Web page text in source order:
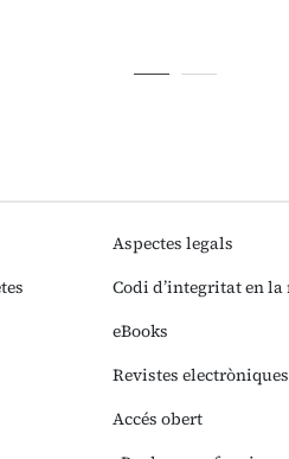
Aspectes legals
Codi d’integritat en la
eBooks
Revistes electròniques
Accés obert